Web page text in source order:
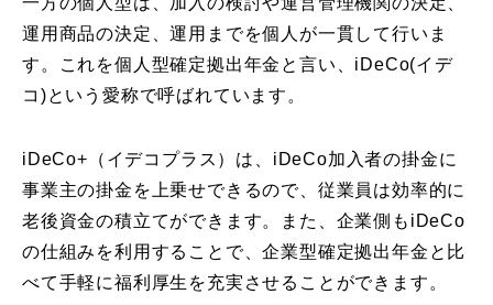
運用商品の決定、運用までを個人が一貫して行いま
す。これを個人型確定拠出年金と言い、iDeCo(イデ
コ)という愛称で呼ばれています。
iDeCo+（イデコプラス）は、iDeCo加入者の掛金に
事業主の掛金を上乗せできるので、従業員は効率的に
老後資金の積立てができます。また、企業側もiDeCo
の仕組みを利用することで、企業型確定拠出年金と比
べて手軽に福利厚生を充実させることができます。